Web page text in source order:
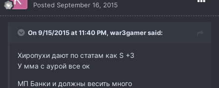
Posted September 16, 2015
On 9/15/2015 at 11:40 PM, war3gamersaid:
Хиропухи дают по статам как S +3
У мма с аурой все ок
МП Банки и должны весить много